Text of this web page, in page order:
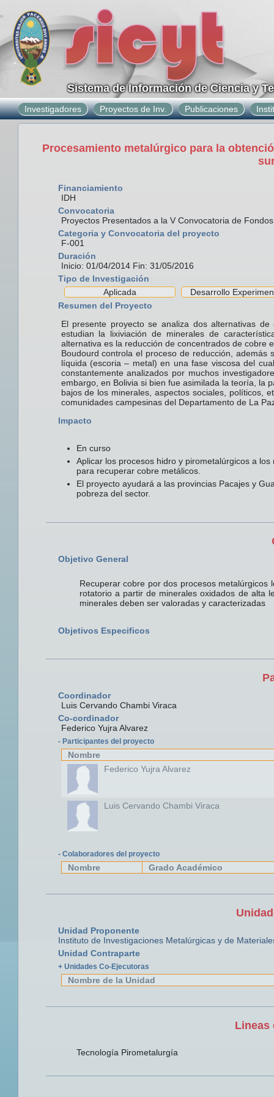
Sistema de Información de Ciencia y
Investigadores Proyectos de Inv. Publicaciones
Procesamiento metalúrgico para la
Financiamiento
IDH
Convocatoria
Proyectos Presentados a la V Convocatoria de
Categoria y Convocatoria del proyecto
F-001
Duración
Inicio: 01/04/2014 Fin: 31/05/2016
Tipo de Investigación
Aplicada
Desarrollo
Resumen del Proyecto
El presente proyecto se analiza dos alternativas
estudian la lixiviación de minerales de
alternativa es la reducción de concentrados de cobre
Boudourd controla el proceso de reducción,
líquida (escoria – metal) en una fase viscosa del
constantemente analizados por muchos
embargo, en Bolivia si bien fue asimilada la teoría, la
bajos de los minerales, aspectos sociales, políticos,
comunidades campesinas del Departamento de La
Impacto
En curso
Aplicar los procesos hidro y pirometalúrgicos a
para recuperar cobre metálicos.
El proyecto ayudará a las provincias Pacajes y
pobreza del sector.
Objetivo General
Recuperar cobre por dos procesos
rotatorio a partir de minerales oxidados de alta
minerales deben ser valoradas y caracterizadas
Objetivos Especificos
Coordinador
Luis Cervando Chambi Viraca
Co-cordinador
Federico Yujra Alvarez
- Participantes del proyecto
Nombre
Federico Yujra Alvarez
Luis Cervando Chambi Viraca
- Colaboradores del proyecto
Nombre Grado Académico
Unidad Proponente
Instituto de Investigaciones Metalúrgicas y de
Unidad Contraparte
+ Unidades Co-Ejecutoras
Nombre de la Unidad
Lineas
Tecnología Pirometalurgía